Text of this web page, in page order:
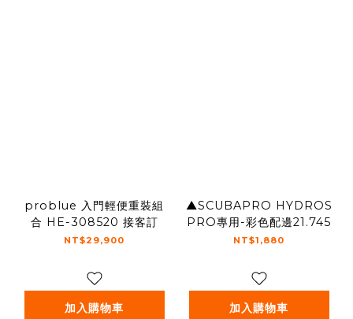
problue 入門輕便重裝組
合 HE-308520 接客訂
NT$29,900
加入購物車
▲SCUBAPRO HYDROS
PRO專用-彩色配邊21.745
NT$1,880
加入購物車